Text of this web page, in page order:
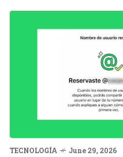
TECNOLOGÍA June 29, 2026